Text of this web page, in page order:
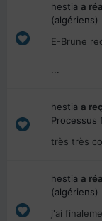
hestia a
(algériens)
E-Brune
...
hestia a
Processus
très très
hestia a
(algériens)
j'ai